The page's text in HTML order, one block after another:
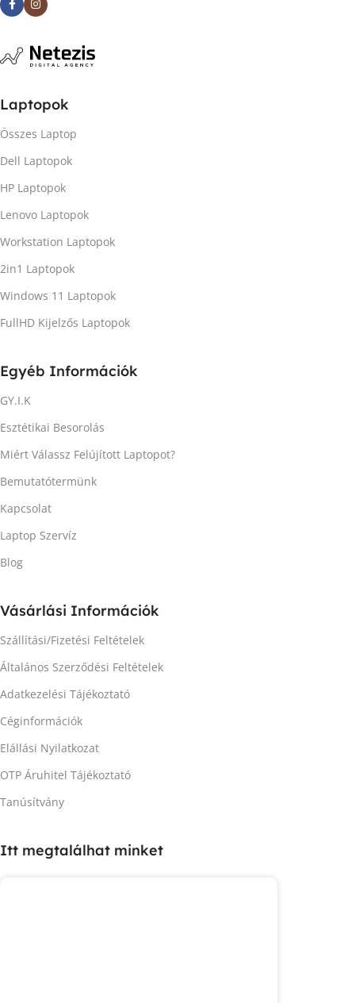
Laptopok
Összes Laptop
Dell Laptopok
HP Laptopok
Lenovo Laptopok
Workstation Laptopok
2in1 Laptopok
Windows 11 Laptopok
FullHD Kijelzős Laptopok
Egyéb Információk
GY.I.K
Esztétikai Besorolás
Miért Válassz Felújított Laptopot?
Bemutatótermünk
Kapcsolat
Laptop Szervíz
Blog
Vásárlási Információk
Szállítási/Fizetési Feltételek
Általános Szerződési Feltételek
Adatkezelési Tájékoztató
Céginformációk
Elállási Nyilatkozat
OTP Áruhitel Tájékoztató
Tanúsítvány
Itt megtalálhat minket